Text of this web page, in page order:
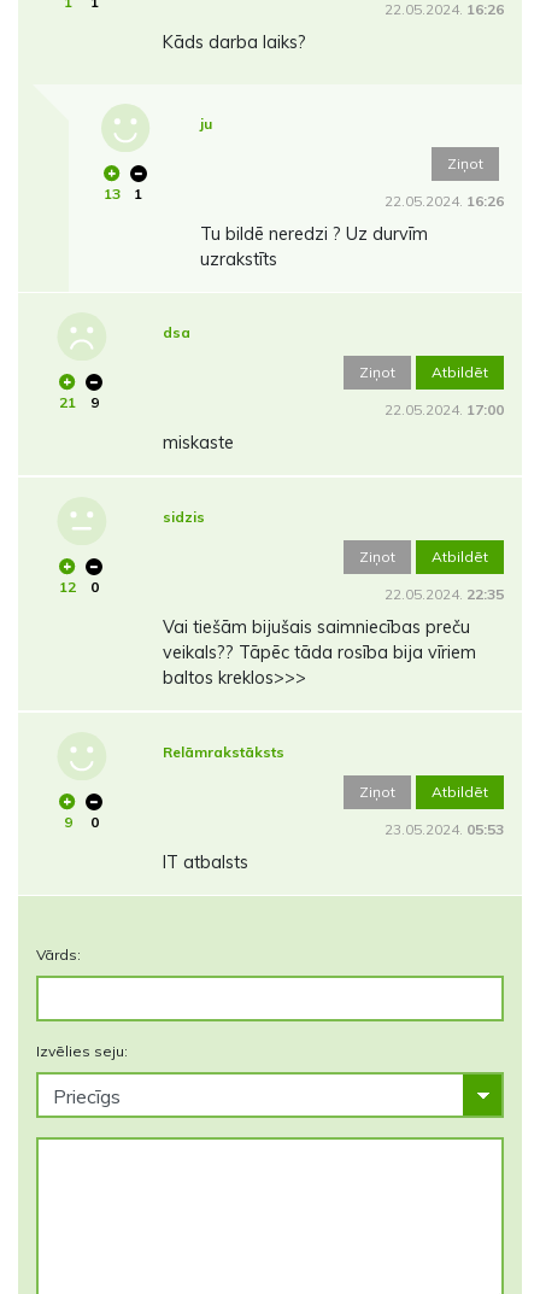
22.05.2024. 16:26
Kāds darba laiks?
13 1
ju
Ziņot
22.05.2024. 16:26
Tu bildē neredzi ? Uz durvīm
uzrakstīts
21 9
dsa
Ziņot Atbildēt
22.05.2024. 17:00
miskaste
12 0
sidzis
Ziņot Atbildēt
22.05.2024. 22:35
Vai tiešām bijušais saimniecības preču
veikals?? Tāpēc tāda rosība bija vīriem
baltos kreklos>>>
9 0
Relāmrakstāksts
Ziņot Atbildēt
23.05.2024. 05:53
IT atbalsts
Vārds:
Izvēlies seju: